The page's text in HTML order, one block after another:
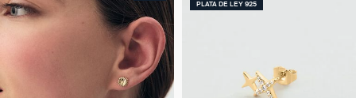
PLATA DE LEY 925